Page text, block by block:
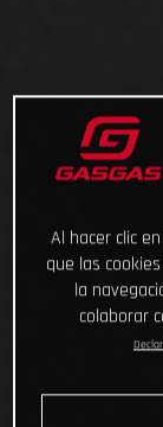
Al hacer clic
que las
la
colaborar